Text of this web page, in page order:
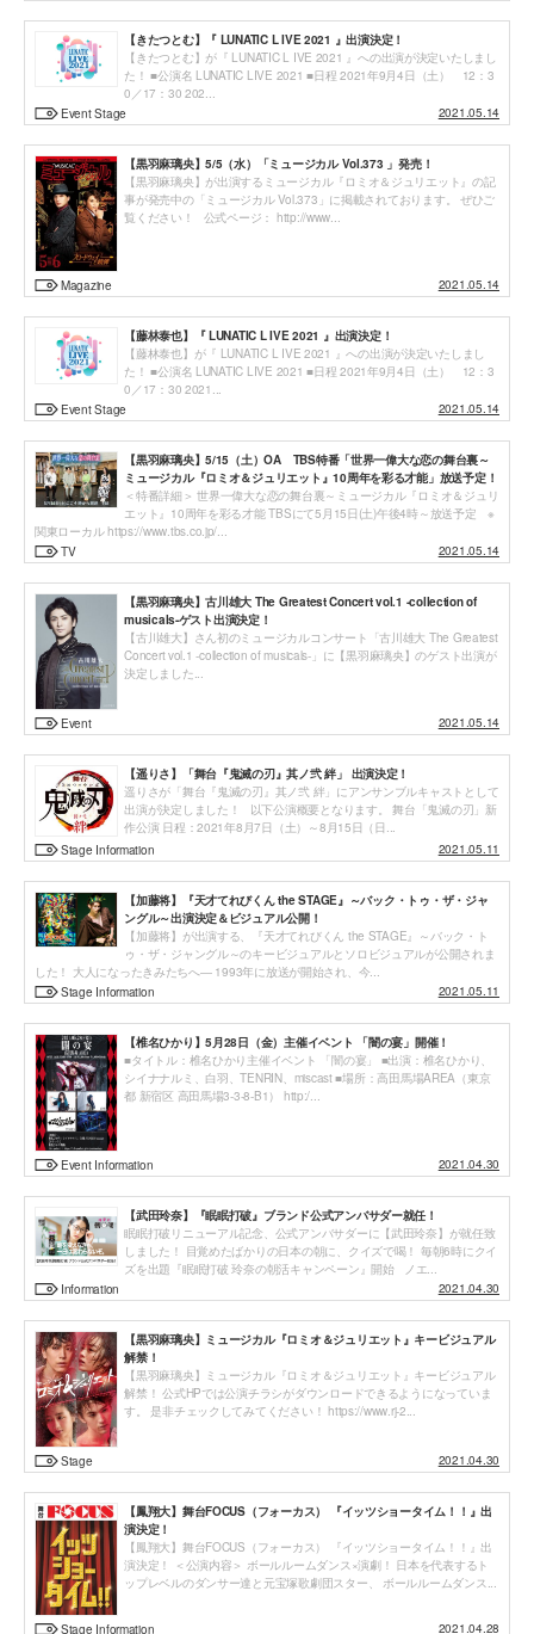
【きたつとむ】『 LUNATIC L IVE 2021 』出演決定！
【きたつとむ】が『 LUNATIC L IVE 2021 』への出演が決定いたしまし
た！ ■公演名 LUNATIC LIVE 2021 ■日程 2021年9月4日（土） 12：3
0／17：30 202...
Event Stage
2021.05.14
【黒羽麻璃央】5/5（水）「ミュージカル Vol.373 」発売！
【黒羽麻璃央】が出演するミュージカル『ロミオ＆ジュリエット』の記
事が発売中の「ミュージカル Vol.373」に掲載されております。 ぜひご
覧ください！ 公式ページ： http://www...
Magazine 2021.05.14
【藤林泰也】『 LUNATIC L IVE 2021 』出演決定！
【藤林泰也】が『 LUNATIC L IVE 2021 』への出演が決定いたしまし
た！ ■公演名 LUNATIC LIVE 2021 ■日程 2021年9月4日（土） 12：3
0／17：30 2021...
Event Stage
2021.05.14
【黒羽麻璃央】5/15（土）OA TBS特番「世界一偉大な恋の舞台裏～
ミュージカル『ロミオ＆ジュリエット』10周年を彩る才能」放送予定！
＜特番詳細＞ 世界一偉大な恋の舞台裏～ミュージカル『ロミオ＆ジュリ
エット』10周年を彩る才能 TBSにて5月15日(土)午後4時～放送予定 ※
関東ローカル https://www.tbs.co.jp/...
TV
2021.05.14
【黒羽麻璃央】古川雄大 The Greatest Concert vol.1 -collection of
musicals-ゲスト出演決定！
【古川雄大】さん初のミュージカルコンサート「古川雄大 The Greatest
Concert vol.1 -collection of musicals-」に【黒羽麻璃央】のゲスト出演が
決定しました...
Event 2021.05.14
【遥りさ】「舞台『鬼滅の刃』其ノ弐 絆」 出演決定！
遥りさが「舞台『鬼滅の刃』其ノ弐 絆」にアンサンブルキャストとして
出演が決定しました！ 以下公演概要となります。 舞台「鬼滅の刃」新
作公演 日程：2021年8月7日（土）～8月15日（日...
Stage Information
2021.05.11
【加藤将】『天才てれびくん the STAGE』～バック・トゥ・ザ・ジャ
ングル～出演決定＆ビジュアル公開！
【加藤将】が出演する、『天才てれびくん the STAGE』～バック・ト
ゥ・ザ・ジャングル～のキービジュアルとソロビジュアルが公開されま
した！ 大人になったきみたちへ― 1993年に放送が開始され、今...
Stage Information
2021.05.11
【椎名ひかり】5月28日（金）主催イベント 「闇の宴」開催！
■タイトル：椎名ひかり主催イベント 「闇の宴」 ■出演：椎名ひかり、
シイナナルミ、白羽、TENRIN、miscast ■場所：高田馬場AREA（東京
都 新宿区 高田馬場3-3-8-B1） http:/...
Event Information 2021.04.30
【武田玲奈】『眠眠打破』ブランド公式アンバサダー就任！
眠眠打破リニューアル記念、公式アンバサダーに【武田玲奈】が就任致
しました！ 目覚めたばかりの日本の朝に、クイズで喝！ 毎朝6時にクイ
ズを出題『眠眠打破 玲奈の朝活キャンペーン』開始 ノエ...
Information
2021.04.30
【黒羽麻璃央】ミュージカル『ロミオ＆ジュリエット』キービジュアル
解禁！
【黒羽麻璃央】ミュージカル『ロミオ＆ジュリエット』キービジュアル
解禁！ 公式HPでは公演チラシがダウンロードできるようになっていま
す。 是非チェックしてみてください！ https://www.rj-2...
Stage 2021.04.30
【鳳翔大】舞台FOCUS（フォーカス） 『イッツショータイム！！』出
演決定！
【鳳翔大】舞台FOCUS（フォーカス） 『イッツショータイム！！』出
演決定！ ＜公演内容＞ ボールルームダンス×演劇！ 日本を代表するト
ップレベルのダンサー達と元宝塚歌劇団スター、 ボールルームダンス...
Stage Information 2021.04.28